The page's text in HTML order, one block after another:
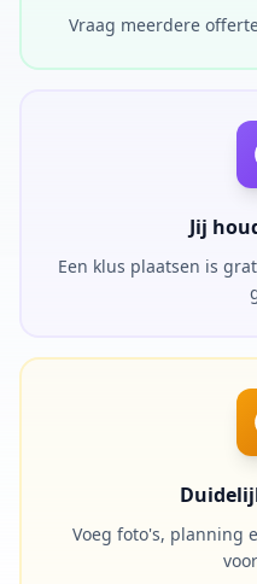
Vraag meerdere
Jij
Een klus plaatsen is
Voeg foto's, planning